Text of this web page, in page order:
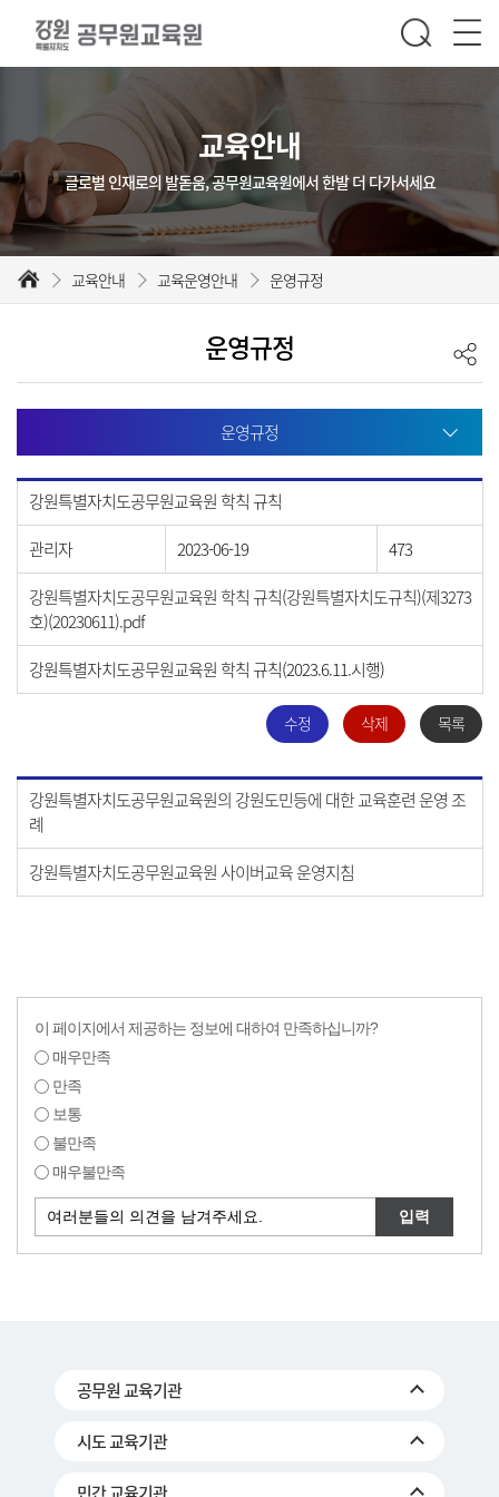
교육안내
글로벌 인재로의 발돋움, 공무원교육원에서 한발 더 다가서세요
교육안내 교육운영안내 운영규정
운영규정
운영규정
강원특별자치도공무원교육원 학칙 규칙
관리자
2023-06-19
473
강원특별자치도공무원교육원 학칙 규칙(강원특별자치도규칙)(제3273
호)(20230611).pdf
강원특별자치도공무원교육원 학칙 규칙(2023.6.11.시행)
수정 삭제 목록
강원특별자치도공무원교육원의 강원도민등에 대한 교육훈련 운영 조
례
강원특별자치도공무원교육원 사이버교육 운영지침
이 페이지에서 제공하는 정보에 대하여 만족하십니까?
매우만족
만족
보통
불만족
매우불만족
공무원 교육기관
시도 교육기관